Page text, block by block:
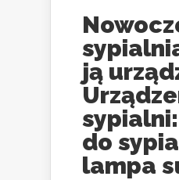
ją
do
lampa